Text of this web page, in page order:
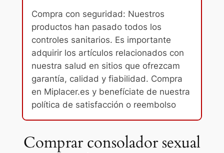
Compra con seguridad: Nuestros
productos han pasado todos los
controles sanitarios. Es importante
adquirir los artículos relacionados con
nuestra salud en sitios que ofrezcam
garantía, calidad y fiabilidad. Compra
en Miplacer.es y benefíciate de nuestra
política de satisfacción o reembolso
Comprar consolador sexual